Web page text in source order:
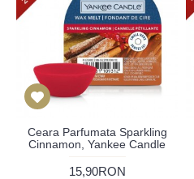
Ceara Parfumata Sparkling
Cinnamon, Yankee Candle
15,90RON